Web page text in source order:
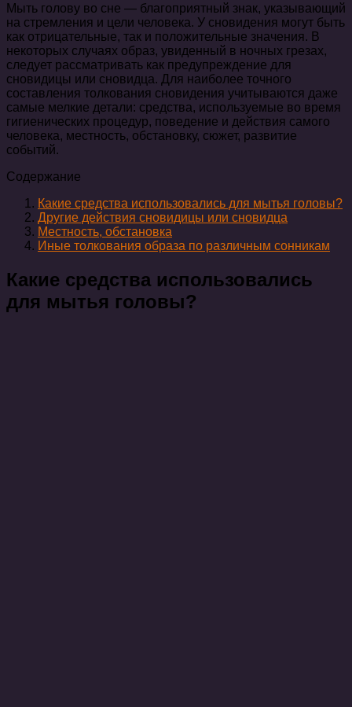
Мыть голову во сне — благоприятный знак, указывающий
на стремления и цели человека. У сновидения могут быть
как отрицательные, так и положительные значения. В
некоторых случаях образ, увиденный в ночных грезах,
следует рассматривать как предупреждение для
сновидицы или сновидца. Для наиболее точного
составления толкования сновидения учитываются даже
самые мелкие детали: средства, используемые во время
гигиенических процедур, поведение и действия самого
человека, местность, обстановку, сюжет, развитие
событий.
Содержание
Какие средства использовались для мытья головы?
Другие действия сновидицы или сновидца
Местность, обстановка
Иные толкования образа по различным сонникам
Какие средства использовались
для мытья головы?